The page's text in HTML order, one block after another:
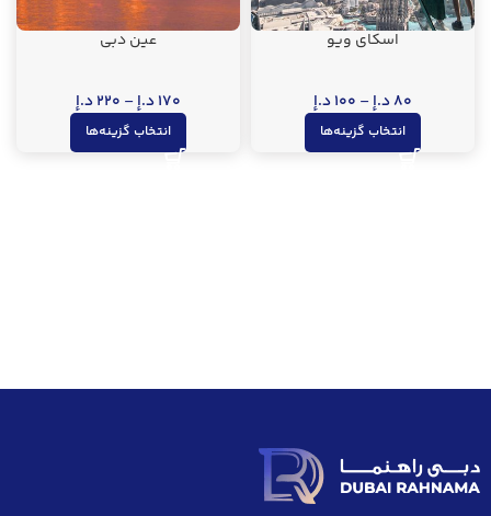
اسکای ویو
80د.إ–
100د.إ
انتخاب گزینه‌ها
عین دبی
170د.إ–
220د.إ
انتخاب گزینه‌ها